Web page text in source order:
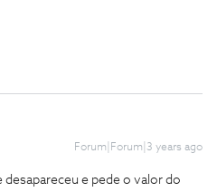
Forum|Forum|3 years ago
e pede o valor do